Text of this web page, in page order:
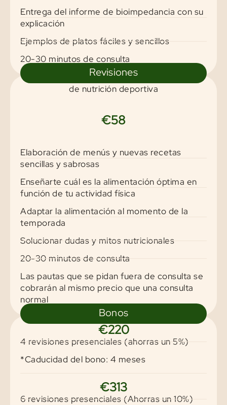
Entrega del informe de bioimpedancia con su
explicación
Ejemplos de platos fáciles y sencillos
20-30 minutos de consulta
Revisiones
de nutrición deportiva
€58
Elaboración de menús y nuevas recetas
sencillas y sabrosas
Enseñarte cuál es la alimentación óptima en
función de tu actividad física
Adaptar la alimentación al momento de la
temporada
Solucionar dudas y mitos nutricionales
20-30 minutos de consulta
Las pautas que se pidan fuera de consulta se
cobrarán al mismo precio que una consulta
normal
Bonos
€220
4 revisiones presenciales (ahorras un 5%)
*Caducidad del bono: 4 meses
€313
6 revisiones presenciales (Ahorras un 10%)​